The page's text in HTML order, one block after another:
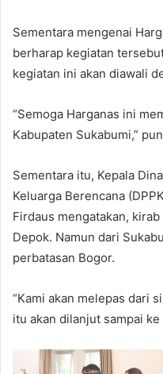
Sementara mengenai
berharap kegiatan
kegiatan ini akan diawali
“Semoga Harganas ini
Kabupaten Sukabumi,”
Sementara itu, Kepala
Keluarga Berencana
Firdaus mengatakan,
Depok. Namun dari
perbatasan Bogor.
“Kami akan melepas dari
itu akan dilanjut sampai ke